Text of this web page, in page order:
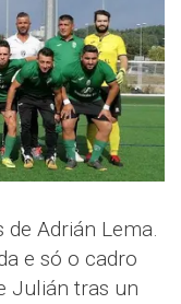
Adrián Lema.
e só o cadro
Julián tras un